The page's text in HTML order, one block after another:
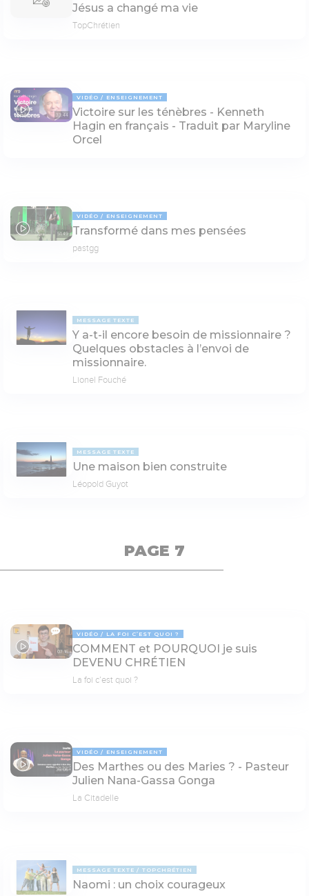
Jésus a changé ma vie
TopChrétien
33:44
VIDÉO ENSEIGNEMENT
Victoire sur les ténèbres - Kenneth
Hagin en français - Traduit par Maryline
Orcel
51:49
VIDÉO ENSEIGNEMENT
Transformé dans mes pensées
pastgg
MESSAGE TEXTE
Y a-t-il encore besoin de missionnaire ?
Quelques obstacles à l’envoi de
missionnaire.
Lionel Fouché
MESSAGE TEXTE
Une maison bien construite
Léopold Guyot
PAGE 7
07:16
VIDÉO LA FOI C’EST QUOI ?
COMMENT et POURQUOI je suis
DEVENU CHRÉTIEN
La foi c’est quoi ?
39:06
VIDÉO ENSEIGNEMENT
Des Marthes ou des Maries ? - Pasteur
Julien Nana-Gassa Gonga
La Citadelle
MESSAGE TEXTE TOPCHRÉTIEN
Naomi : un choix courageux